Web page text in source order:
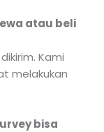
atau beli
Kami
melakukan
bisa